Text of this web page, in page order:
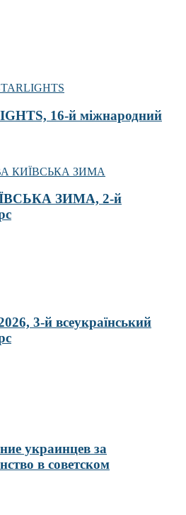
16-й міжнародний
ЗИМА, 2-й
3-й всеукраїнський
украинцев за
в советском